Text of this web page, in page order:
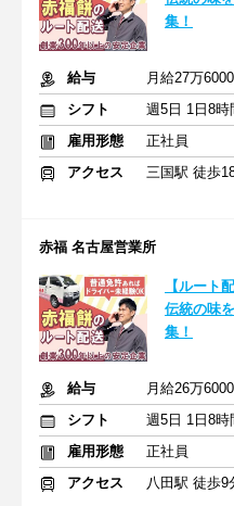
集！
給与
月給27万
シフト
週5日 1日8時
雇用形態
正社員
アクセス
三国駅 徒歩
赤福 名古屋営業所
【ルート
伝統の味
集！
給与
月給26万
シフト
週5日 1日8時
雇用形態
正社員
アクセス
八田駅 徒歩9